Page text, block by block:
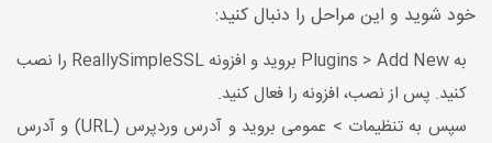
خود شوید و این مراحل را دنبال کنید:
به Plugins > Add New بروید و افزونه ReallySimpleSSL را نصب
کنید. پس از نصب، افزونه را فعال کنید.
سپس به تنظیمات > عمومی بروید و آدرس وردپرس (URL) و آدرس